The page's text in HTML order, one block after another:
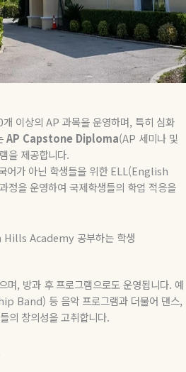
개 이상의 AP 과목을 운영하며, 특히 심화
AP Capstone Diploma(AP 세미나 및
을 제공합니다.
어가 아닌 학생들을 위한ELL(English
과정을 운영하여 국제학생들의 학업 적응을
며, 방과 후 프로그램으로도 운영됩니다. 예
Band) 등 음악 프로그램과 더불어 댄스,
의 창의성을 고취합니다.